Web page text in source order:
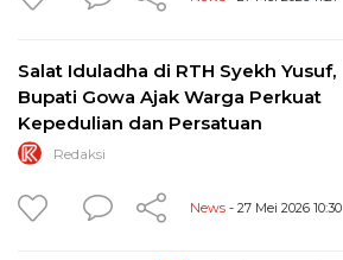
Salat Iduladha di RTH Syekh Yusuf,
Bupati Gowa Ajak Warga Perkuat
Kepedulian dan Persatuan
Redaksi
News - 27 Mei 2026 10:30